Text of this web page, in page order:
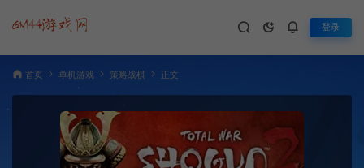
登录
首页 单机游戏 策略战棋 正文